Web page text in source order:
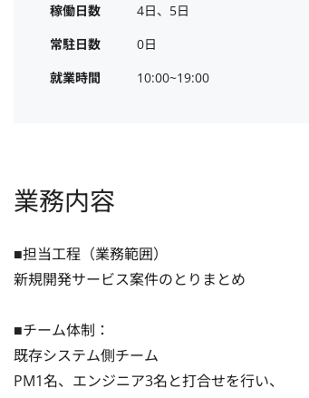
稼働日数
4日、5日
常駐日数
0日
就業時間
10:00~19:00
業務内容
■担当工程（業務範囲）
新規開発サービス案件のとりまとめ
■チーム体制：
既存システム側チーム
PM1名、エンジニア3名と打合せを行い、